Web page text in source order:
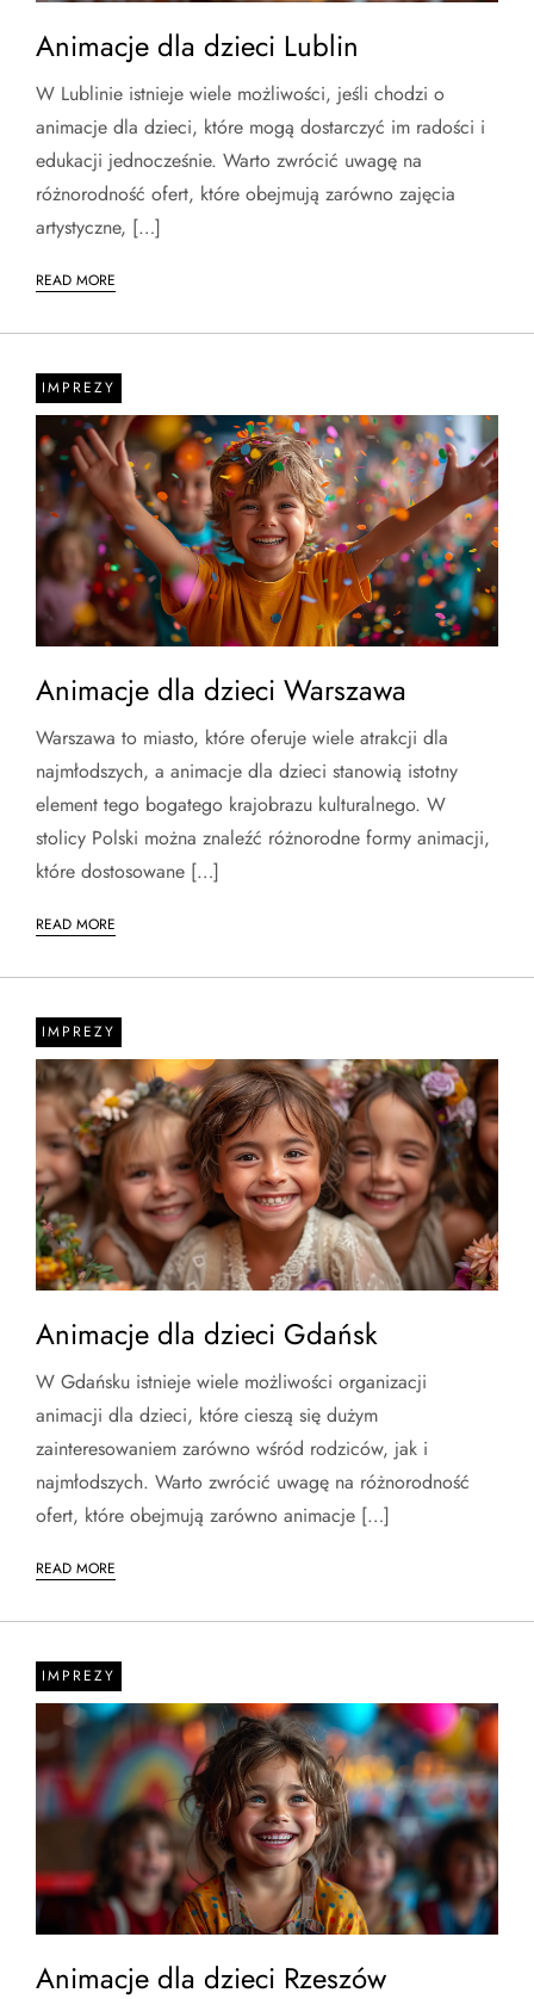
Animacje dla dzieci Lublin
W Lublinie istnieje wiele możliwości, jeśli chodzi o
animacje dla dzieci, które mogą dostarczyć im radości i
edukacji jednocześnie. Warto zwrócić uwagę na
różnorodność ofert, które obejmują zarówno zajęcia
artystyczne, […]
READ MORE
IMPREZY
Animacje dla dzieci Warszawa
Warszawa to miasto, które oferuje wiele atrakcji dla
najmłodszych, a animacje dla dzieci stanowią istotny
element tego bogatego krajobrazu kulturalnego. W
stolicy Polski można znaleźć różnorodne formy animacji,
które dostosowane […]
READ MORE
IMPREZY
Animacje dla dzieci Gdańsk
W Gdańsku istnieje wiele możliwości organizacji
animacji dla dzieci, które cieszą się dużym
zainteresowaniem zarówno wśród rodziców, jak i
najmłodszych. Warto zwrócić uwagę na różnorodność
ofert, które obejmują zarówno animacje […]
READ MORE
IMPREZY
Animacje dla dzieci Rzeszów